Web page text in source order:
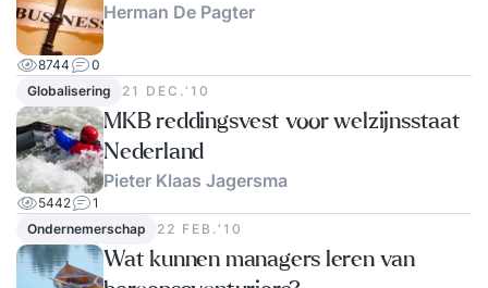
Herman De Pagter
8744
0
Globalisering
21 DEC.‘10
MKB reddingsvest voor welzijnsstaat
Nederland
Pieter Klaas Jagersma
5442
1
Ondernemerschap
22 FEB.‘10
Wat kunnen managers leren van